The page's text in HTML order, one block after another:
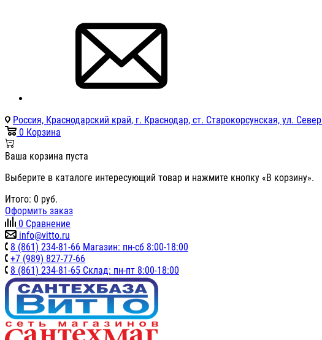
Россия, Краснодарский край, г. Краснодар, ст. Старокорсунская, ул.
0 Корзина
Ваша корзина пуста
Выберите в каталоге интересующий товар и нажмите кнопку «В корзину».
Итого: 0 руб.
Оформить заказ
0 Сравнение
info@vitto.ru
8 (861) 234-81-66 Магазин: пн-сб 8:00-18:00
+7 (989) 827-77-66
8 (861) 234-81-65 Склад: пн-пт 8:00-18:00